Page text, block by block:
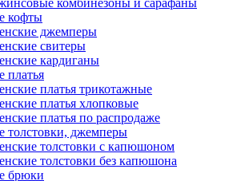
комбинезоны и сарафаны
кофты
джемперы
свитеры
кардиганы
платья
платья трикотажные
платья хлопковые
платья по распродаже
толстовки, джемперы
толстовки с капюшоном
толстовки без капюшона
брюки